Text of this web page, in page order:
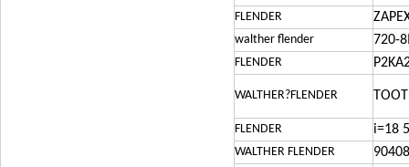
FLENDER
walther flender 720-
FLENDER
WALTHER?FLENDER
FLENDER i=18
WALTHER FLENDER